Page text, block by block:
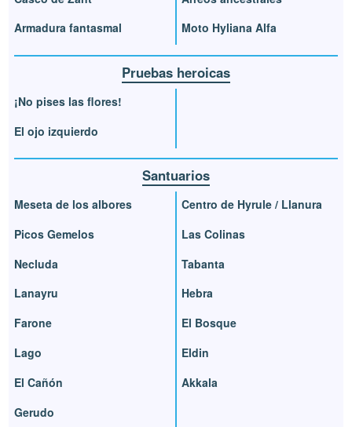
Armadura fantasmal
Moto Hyliana Alfa
Pruebas heroicas
¡No pises las flores!
El ojo izquierdo
Santuarios
Meseta de los albores
Picos Gemelos
Necluda
Lanayru
Farone
Lago
El Cañón
Gerudo
Centro de Hyrule / Llanura
Las Colinas
Tabanta
Hebra
El Bosque
Eldin
Akkala